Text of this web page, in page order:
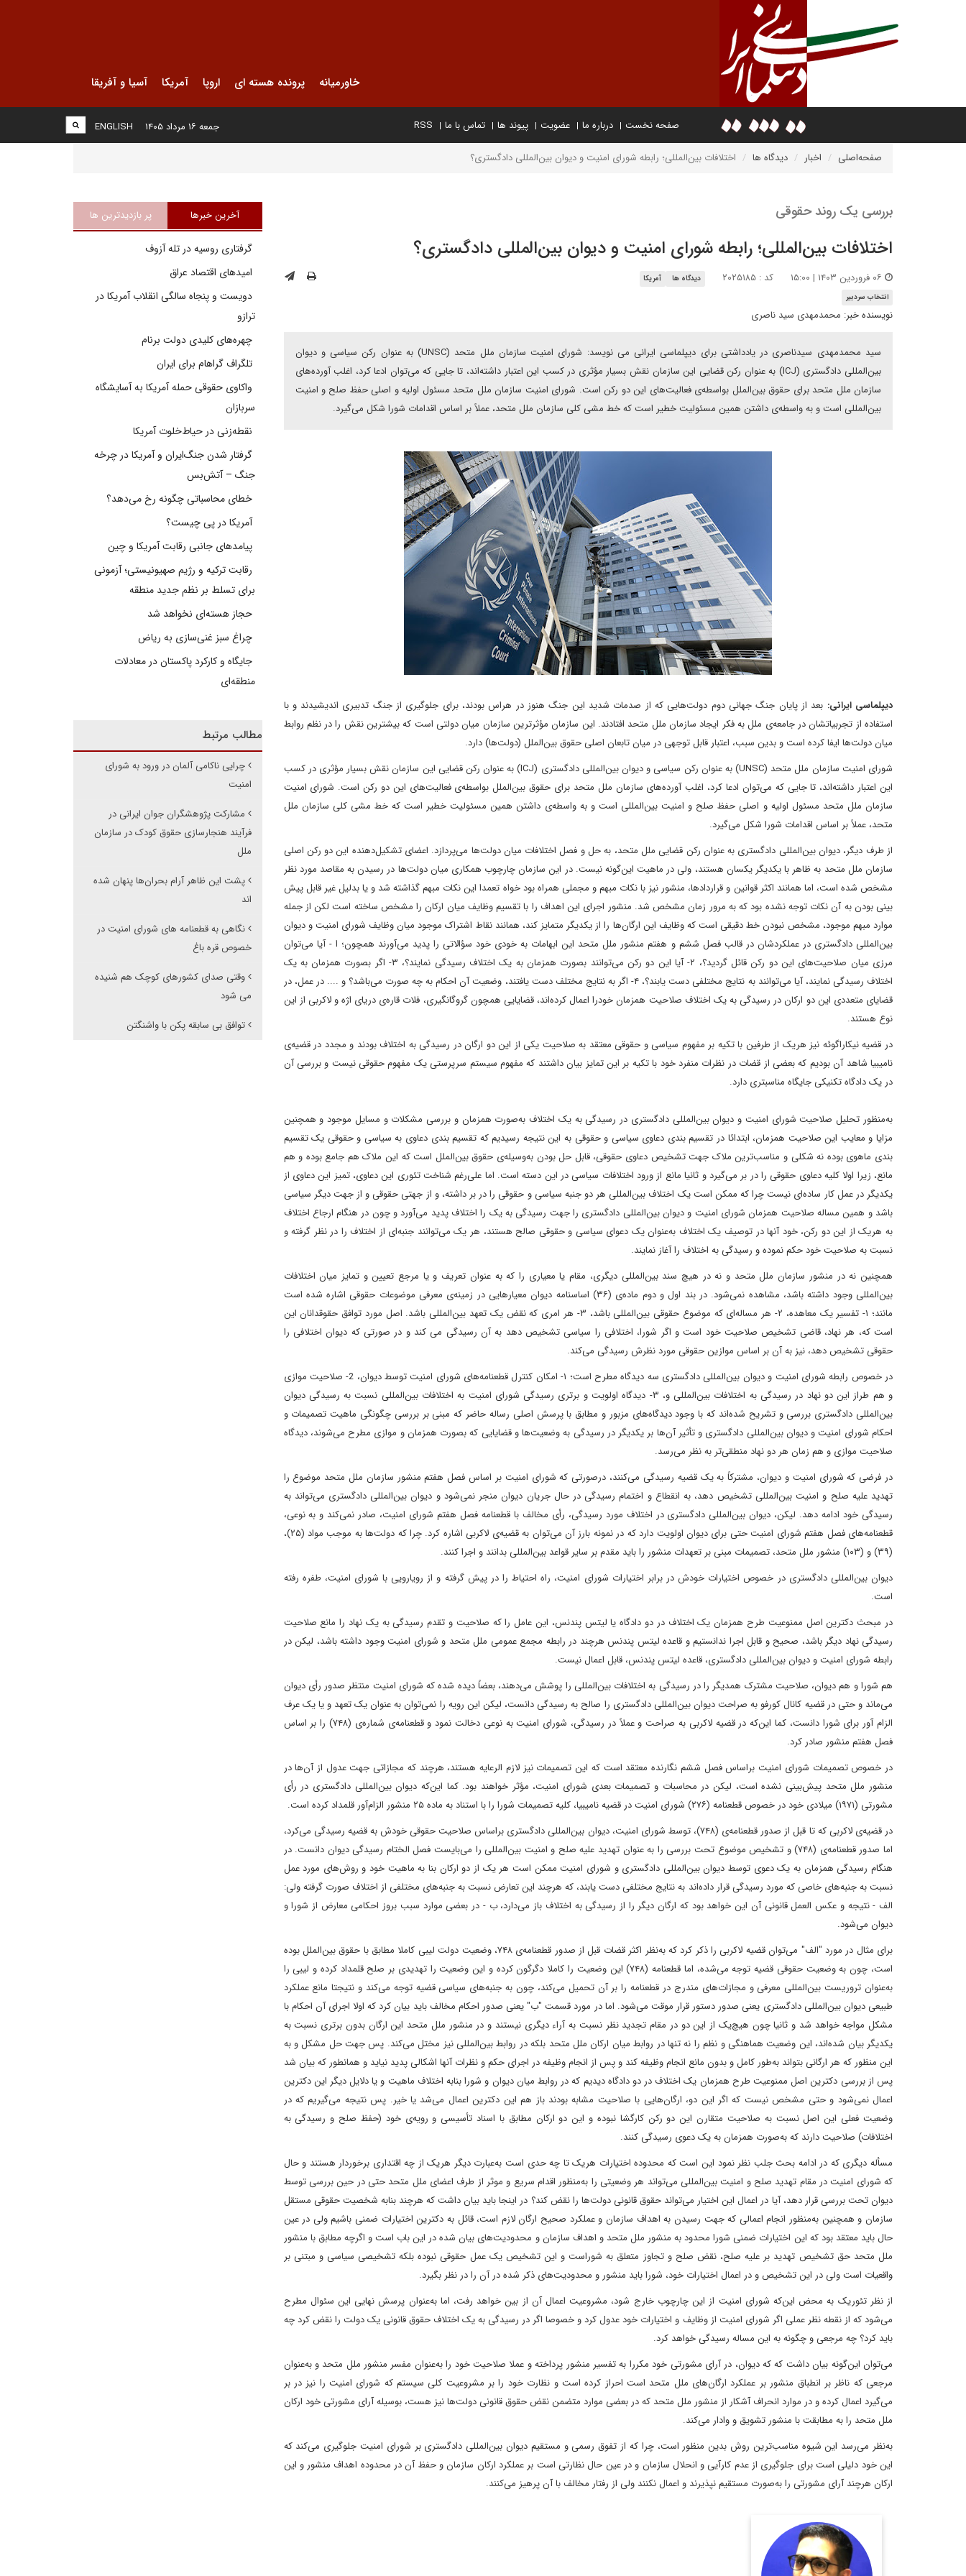
خاورمیانه پرونده هسته ای اروپا آمریکا آسیا و آفریقا
صفحه نخست درباره ما عضویت پیوند ها تماس با ما RSS
ENGLISH جمعه ۱۶ مرداد ۱۴۰۵
صفحه‌اصلی اخبار دیدگاه ها اختلافات بین‌المللی؛ رابطه‌ شورای امنیت و دیوان بین‌المللی دادگستری؟
بررسی یک روند حقوقی
اختلافات بین‌المللی؛ رابطه‌ شورای امنیت و دیوان بین‌المللی دادگستری؟
کد : ۲۰۲۵۱۸۵ دیدگاه ها
آمریکا
انتخاب سردبیر
نویسنده خبر: محمدمهدی سید ناصری
سید محمدمهدی سیدناصری در یادداشتی برای دیپلماسی ایرانی می نویسد: شورای امنیت سازمان ملل متحد (UNSC) به عنوان رکن سیاسی و دیوان
بین‌المللی دادگستری (ICJ) به عنوان رکن قضایی این سازمان نقش بسیار مؤثری در کسب این اعتبار داشته‌اند‌، تا جایی که می‌توان ادعا کرد‌، اغلب آورده‌های
سازمان ملل متحد برای حقوق بین‌الملل بواسطه‌ی‌ فعالیت‌های این دو رکن است. شورای امنیت سازمان ملل متحد مسئول اولیه و اصلی حفظ صلح و امنیت
بین‌المللی است و به واسطه‌ی داشتن همین مسئولیت خطیر است که خط مشی کلی سازمان ملل متحد‌، عملاً بر اساس اقدامات شورا شکل می‌گیرد.
دیپلماسی ایرانی: بعد از پایان جنگ جهانی دوم دولت‌هایی که از صدمات شدید این جنگ هنوز در هراس بودند‌‌، برای جلوگیری از جنگ تدبیری اندیشیدند و با
استفاده از تجربیاتشان در جامعه‌ی ملل به فکر ایجاد سازمان ملل متحد افتادند. این سازمان مؤثرترین سازمان میان دولتی است که بیشترین نقش را در نظم روابط
میان دولت‌ها ایفا کرده است و بدین سبب‌، اعتبار قابل توجهی در میان تابعان اصلی حقوق بین‌الملل (دولت‌ها) دارد.
شورای امنیت سازمان ملل متحد (UNSC) به عنوان رکن سیاسی و دیوان بین‌المللی دادگستری (ICJ) به عنوان رکن قضایی این سازمان نقش بسیار مؤثری در کسب
این اعتبار داشته‌اند‌، تا جایی که می‌توان ادعا کرد‌، اغلب آورده‌های سازمان ملل متحد برای حقوق بین‌الملل بواسطه‌ی‌ فعالیت‌های این دو رکن است. شورای امنیت
سازمان ملل متحد مسئول اولیه و اصلی حفظ صلح و امنیت بین‌المللی است و به واسطه‌ی داشتن همین مسئولیت خطیر است که خط مشی کلی سازمان ملل
متحد‌، عملاً بر اساس اقدامات شورا شکل می‌گیرد.
از طرف دیگر‌، دیوان بین‌المللی دادگستری به عنوان رکن قضایی ملل متحد‌، به حل و فصل اختلافات میان دولت‌ها می‌پردازد. اعضای تشکیل‌دهنده‌ این دو رکن اصلی
سازمان ملل متحد به ظاهر با یکدیگر یکسان هستند‌، ولی در ماهیت این‌گونه نیست. در این سازمان چارچوب همکاری میان دولت‌ها در رسیدن به مقاصد مورد نظر
مشخص شده است‌، اما همانند اکثر قوانین و قراردادها‌، منشور نیز با نکات مبهم و مجملی همراه بود خواه تعمدا این نکات مبهم گذاشته شد و یا بدلیل غیر قابل پیش
بینی بودن به آن نکات توجه نشده بود که به مرور زمان مشخص شد. منشور اجرای این اهداف را با تقسیم وظایف میان ارکان‌ را مشخص ساخته است لکن از جمله
موارد مبهم موجود‌، مشخص نبودن خط دقیقی است که وظایف این ارگان‌ها را از یکدیگر متمایز کند‌‌، همانند نقاط اشتراک موجود میان وظایف شورای امنیت و دیوان
بین‌المللی دادگستری در عملکردشان در قالب فصل ششم و هفتم منشور ملل متحد این ابهامات به خودی خود سؤالاتی را پدید می‌آورند همچون؛ ا - آیا می‌توان
مرزی میان صلاحیت‌های این دو رکن قائل گردید؟‌، ۲- آیا این دو رکن می‌توانند بصورت همزمان به یک اختلاف رسیدگی نمایند؟‌، ۳- اگر بصورت همزمان به یک
اختلاف رسیدگی نمایند‌، آیا می‌توانند به نتایج مختلفی دست یابند؟‌، ۴- اگر به نتایج مختلف دست یافتند‌، وضعیت آن احکام به چه صورت می‌باشد؟ و .... در عمل‌‌، در
قضایای متعددی این دو ارکان در رسیدگی به یک اختلاف صلاحیت همزمان خودرا اعمال کرده‌اند‌، قضایایی همچون گروگانگیری‌‌، فلات قاره‌ی دریای اژه و لاکربی از این
نوع هستند.
در قضیه‌‌ نیکاراگو‌‌ئه نیز هریک از طرفین با تکیه بر مفهوم سیاسی و حقوقی معتقد به صلاحیت یکی از این دو ارگان در رسیدگی به اختلاف بودند و مجدد در قضیه‌ی
نامیبیا شاهد آن بودیم که بعضی از قضات در نظرات منفرد خود با تکیه بر این تمایز بیان داشتند که مفهوم سیستم سرپرستی یک مفهوم حقوقی نیست و بررسی آن
در یک دادگاه تکنیکی جایگاه مناسبتری دارد.
به‌منظور تحلیل صلاحیت شورای امنیت و دیوان بین‌المللی دادگستری در رسیدگی به یک اختلاف به‌صورت همزمان و بررسی مشکلات و مسایل موجود و همچنین
مزایا و معایب این صلاحیت همزمان‌‌، ابتدائا در تقسیم بندی دعاوی سیاسی و حقوقی به این نتیجه رسیدیم که تقسیم بندی دعاوی به سیاسی و حقوقی یک تقسیم
بندی ماهوی بوده نه شکلی و مناسب‌ترین ملاک جهت تشخیص دعاوی حقوقی‌، قابل حل بودن به‌وسیله‌ی حقوق بین‌الملل است که این ملاک هم جامع بوده و هم
مانع‌، زیرا اولا کلیه‌ دعاوی حقوقی را در بر می‌گیرد و ثانیا مانع از ورود اختلافات سیاسی در این دسته است. اما علی‌رغم شناخت تئوری این دعاوی‌، تمیز این دعاوی از
یکدیگر در عمل کار ساده‌ای نیست چرا که ممکن است یک اختلاف بین‌المللی هر دو جنبه‌ سیاسی و حقوقی را در بر داشته، و از جهتی حقوقی و از جهت دیگر سیاسی
باشد و همین مساله صلاحیت همزمان شورای امنیت و دیوان بین‌المللی دادگستری را جهت رسیدگی به یک را اختلاف پدید می‌آورد و چون در هنگام ارجاع اختلاف
به هریک از این دو رکن‌‌، خود آنها در توصیف یک اختلاف به‌عنوان یک دعوای سیاسی و حقوقی صالح هستند‌، هر یک می‌توانند جنبه‌ای از اختلاف را در نظر گرفته و
نسبت به صلاحیت خود حکم نموده و رسیدگی به اختلاف را آغاز نمایند.
همچنین نه در منشور سازمان ملل متحد و نه در هیچ سند بین‌المللی دیگری‌، مقام یا معیاری را که به عنوان تعریف و یا مرجع تعیین و تمایز میان اختلافات
بین‌المللی وجود داشته باشد‌، مشاهده نمی‌شود. در بند اول و دوم ماده‌ی (۳۶) اساسنامه دیوان معیارهایی در زمینه‌ی معرفی موضوعات حقوقی اشاره شده است
مانند؛ ۱- تفسیر یک معاهده‌، ۲- هر مساله‌ای که موضوع حقوقی بین‌المللی باشد‌، ۳- هر امری که نقض یک تعهد بین‌المللی باشد. اصل مورد توافق حقوقدانان این
است که‌، هر نهاد‌، قاضی تشخیص صلاحیت خود است و اگر شورا‌، اختلافی را سیاسی تشخیص دهد به آن رسیدگی می کند و در صورتی که دیوان اختلافی را
حقوقی تشخیص دهد‌، نیز به آن بر اساس موازین حقوقی مورد نظرش رسیدگی می‌کند.
در خصوص رابطه‌ شورای امنیت و دیوان بین‌المللی دادگستری سه دیدگاه مطرح است؛ ۱- امکان کنترل قطعنامه‌های شورای امنیت توسط دیوان‌‌، 2- صلاحیت موازی
و هم طراز این دو نهاد در رسیدگی به اختلافات بین‌المللی و‌‌، ۳- دیدگاه اولویت و برتری رسیدگی شورای امنیت به اختلافات بین‌المللی نسبت به رسیدگی دیوان
بین‌المللی دادگستری بررسی و تشریح شده‌اند که با وجود دیدگاه‌های مزبور و مطابق با پرسش اصلی رساله‌ حاضر که مبنی بر بررسی چگونگی ماهیت تصمیمات و
احکام شورای امنیت و دیوان بین‌المللی دادگستری و ‌تأثیر آن‌ها بر یکدیگر در رسیدگی به وضعیت‌ها و قضایایی که بصورت همزمان و موازی مطرح می‌شوند‌، دیدگاه
صلاحیت موازی و هم زمان هر دو نهاد منطقی‌تر به نظر می‌رسد.
در فرضی که شورای امنیت و دیوان‌، مشترکاً به یک قضیه رسیدگی می‌کنند‌، درصورتی که شورای امنیت بر اساس فصل هفتم منشور سازمان ملل متحد موضوع را
تهدید علیه صلح و امنیت بین‌المللی تشخیص دهد‌، به انقطاع و اختمام رسیدگی در حال جریان دیوان منجر نمی‌شود و دیوان بین‌المللی دادگستری می‌تواند به
رسیدگی خود ادامه دهد. لیکن‌، دیوان بین‌المللی دادگستری در اختلاف مورد رسیدگی‌، رأی مخالف با قطعنامه‌ فصل هفتم شورای امنیت‌، صادر نمی‌کند و به نوعی‌،
قطعنامه‌های فصل هفتم شورای امنیت حتی برای دیوان اولویت دارد که در نمونه بارز آن می‌توان به قضیه‌ی لاکربی اشاره کرد. چرا که دولت‌ها به موجب مواد (۲۵)‌،
(۳۹) و (۱۰۳) منشور ملل متحد‌، تصمیمات مبنی بر تعهدات منشور را باید مقدم بر سایر قواعد بین‌المللی بدانند و اجرا کنند.
دیوان بین‌المللی دادگستری در خصوص اختیارات خودش در برابر اختیارات شورای امنیت‌، راه احتیاط را در پیش گرفته و از رویارویی با شورای امنیت‌، طفره رفته
است.
در مبحث دکترین اصل ممنوعیت طرح همزمان یک اختلاف در دو دادگاه یا لیتس پندنس‌، این عامل را که صلاحیت و تقدم رسیدگی به یک نهاد را مانع صلاحیت
رسیدگی نهاد دیگر باشد‌، صحیح و قابل اجرا ندانستیم و قاعده لیتس پندنس هرچند در رابطه‌ مجمع عمومی ملل متحد و شورای امنیت وجود داشته باشد‌، لیکن در
رابطه‌ شورای امنیت و دیوان بین‌المللی دادگستری‌، قاعده لیتس پندنس‌، قابل اعمال نیست.
هم شورا و هم دیوان‌، صلاحیت مشترک همدیگر را در رسیدگی به اختلافات بین‌المللی را پوشش می‌دهند‌، بعضاً دیده شده که شورای امنیت منتظر صدور رأی دیوان
می‌ماند و حتی در قضیه‌ کانال کورفو به صراحت دیوان بین‌المللی دادگستری را صالح به رسیدگی دانست‌، لیکن این رویه را نمی‌توان به عنوان یک تعهد و یا یک عرف
الزام آور برای شورا دانست‌، کما این‌که در قضیه‌ لاکربی به صراحت و عملاً در رسیدگی‌، شورای امنیت به نوعی دخالت نمود و قطعنامه‌ی شماره‌ی (۷۴۸) را بر اساس
فصل هفتم منشور صادر کرد.
در خصوص تصمیمات شورای امنیت براساس فصل ششم نگارنده معتقد است که این تصمیمات نیز لازم الرعایه هستند‌، هرچند که مجازاتی جهت عدول از آن‌ها در
منشور ملل متحد پیش‌بینی نشده است‌، لیکن در محاسبات و تصمیمات بعدی شورای امنیت‌، مؤثر خواهند بود. کما این‌که دیوان بین‌المللی دادگستری در رأی
مشورتی (۱۹۷۱) میلادی خود در خصوص قطعنامه‌ (۲۷۶) شورای امنیت در قضیه‌ نامیبیا‌، کلیه‌ تصمیمات شورا را با استناد به ماده‌ ۲۵ منشور الزام‌آور قلمداد کرده است.
در قضیه‌ی لاکربی که تا قبل از صدور قطعنامه‌ی (۷۴۸)‌، توسط شورای امنیت‌، دیوان بین‌المللی دادگستری براساس صلاحیت حقوقی خودش به قضیه رسیدگی می‌کرد‌،
اما صدور قطعنامه‌ی (۷۴۸) و تشخیص موضوع تحت بررسی را به عنوان تهدید علیه صلح و امنیت بین‌المللی را می‌بایست فصل الختام رسیدگی دیوان دانست. در
هنگام رسیدگی همزمان به یک دعوی توسط دیوان بین‌المللی دادگستری و شورای امنیت ممکن است هر یک از دو ارکان بنا به ماهیت خود و روش‌های مورد عمل
نسبت به جنبه‌های خاصی که مورد رسیدگی قرار داده‌اند به نتایج مختلفی دست یابند‌‌، که هرچند این تعارض نسبت به جنبه‌های مختلفی از اختلاف صورت گرفته ولی:
الف - نتیجه و عکس العمل قانونی آن این خواهد بود که ارگان دیگر را از رسیدگی به اختلاف باز می‌دارد‌، ب - در بعضی موارد سبب بروز احکامی معارض از شورا و
دیوان می‌شود.
برای مثال در مورد "الف" می‌توان قضیه‌ لاکربی را ذکر کرد که به‌نظر اکثر قضات قبل از صدور قطعنامه‌ی ۷۴۸‌، وضعیت دولت لیبی کاملا مطابق با حقوق بین‌الملل بوده
است‌، چون به وضعیت حقوقی قضیه توجه می‌شده‌، اما قطعنامه‌ (۷۴۸) این وضعیت را کاملا دگرگون کرده و این وضعیت را تهدیدی بر صلح قلمداد کرده و لیبی را
به‌عنوان تروریست بین‌المللی معرفی و مجازات‌های مندرج در قطعنامه را بر آن تحمیل می‌کند‌، چون به جنبه‌های سیاسی قضیه توجه می‌کند و نتیجتا مانع عملکرد
طبیعی دیوان بین‌المللی دادگستری یعنی صدور دستور قرار موقت می‌شود. اما در مورد قسمت "ب" یعنی صدور احکام مخالف باید بیان کرد که اولا اجرای آن احکام با
مشکل مواجه خواهد شد و ثانیا چون هیچ‌یک از این دو در مقام تجدید نظر نسبت به آراء دیگری نیستند و در منشور ملل متحد این ارگان بدون برتری نسبت به
یکدیگر بیان شده‌اند‌، این وضعیت هماهنگی و نظم را نه تنها در روابط میان ارکان ملل متحد بلکه در روابط بین‌المللی نیز مختل می‌کند. پس جهت حل مشکل و به
این منظور که هر ارگانی بتواند به‌طور کامل و بدون مانع انجام وظیفه کند و پس از انجام وظیفه در اجرای حکم و نظرات آنها اشکالی پدید نیاید و همانطور که بیان شد
پس از بررسی دکترین اصل ممنوعیت طرح همزمان یک اختلاف در دو دادگاه دیدیم که در روابط میان دیوان و شورا بنابه اختلاف ماهیت و یا دلایل دیگر این دکترین
اعمال نمی‌شود و حتی مشخص نیست که اگر این دو‌‌، ارگان‌هایی با صلاحیت مشابه بودند باز هم این دکترین اعمال می‌شد یا خیر. پس نتیجه می‌گیریم که در
وضعیت فعلی این اصل نسبت به صلاحیت متقارن این دو رکن کارگشا نبوده و این دو ارکان مطابق با اسناد تأسیسی و رویه‌ی خود (حفظ صلح و رسیدگی به
اختلافات) صلاحیت دارند که به‌صورت همزمان به یک دعوی رسیدگی کنند.
مسأله‌ دیگری که در ادامه بحث جلب نظر نمود این است که محدوده‌ اختیارات هریک تا چه حدی است به‌عبارت دیگر هریک از چه اقتداری برخوردار هستند و حال
که شورای امنیت در مقام تهدید صلح و امنیت بین‌المللی می‌تواند هر وضعیتی را به‌منظور اقدام سریع و موثر از طرف اعضای ملل متحد حتی در حین بررسی توسط
دیوان تحت بررسی قرار دهد‌‌، آیا در اعمال این اختیار می‌تواند حقوق قانونی دولت‌ها را نقض کند؟ در اینجا باید بیان داشت که هرچند بنابه شخصیت حقوقی مستقل
سازمان و همچنین به‌منظور انجام اعمالی که جهت رسیدن به اهداف سازمان و عملکرد صحیح ارگان لازم است‌‌، قائل به دکترین اختیارات ضمنی باشیم ولی در عین
حال باید معتقد بود که این اختیارات ضمنی شورا محدود به منشور ملل متحد و اهداف سازمان و محدودیت‌های بیان شده در این باب است و اگرچه مطابق با منشور
ملل متحد حق تشخیص تهدید بر علیه صلح‌‌، نقض صلح و تجاوز متعلق به شوراست و این تشخیص یک عمل حقوقی نبوده بلکه تشخیصی سیاسی و مبتنی بر
واقعیات است ولی در این تشخیص و در اعمال اختیارات خود‌، شورا باید منشور و محدودیت‌های ذکر شده در آن را در نظر بگیرد.
از نظر تئوریک به محض این‌که شورای امنیت از این چارچوب خارج شود‌، مشروعیت اعمال آن از بین خواهد رفت‌، اما به‌عنوان پرسش نهایی این سئوال مطرح
می‌شود که از نقطه نظر عملی اگر شورای امنیت از وظایف و اختیارات خود عدول کرد و خصوصا اگر در رسیدگی به یک اختلاف حقوق قانونی یک دولت را نقض کرد چه
باید کرد؟ چه مرجعی و چگونه به این مساله رسیدگی خواهد کرد.
می‌توان این‌گونه بیان داشت که که دیوان‌، در آرای مشورتی خود مکررا به تفسیر منشور پرداخته و عملا صلاحیت خود را به‌عنوان مفسر منشور ملل متحد و به‌عنوان
مرجعی که ناظر بر انطباق منشور بر عملکرد ارگان‌های ملل متحد است احراز کرده است و نظارت خود را بر مشروعیت کلی سیستم که شورای امنیت را نیز در بر
می‌گیرد اعمال کرده و در موارد انحراف آشکار از منشور ملل متحد که در بعضی موارد متضمن نقض حقوق قانونی دولت‌ها نیز هست، بوسیله‌ آرای مشورتی خود ارکان
ملل متحد را به مطابقت با منشور تشویق و وادار می‌کند.
به‌نظر می‌رسد این شیوه مناسب‌ترین روش بدین منظور است، چرا که از تفوق رسمی و مستقیم دیوان بین‌المللی دادگستری بر شورای امنیت جلوگیری می‌کند که
این خود دلیلی است برای جلوگیری از عدم کارآیی و انحلال سازمان و در عین حال نظارتی است بر عملکرد ارکان سازمان و حفظ آن در محدوده اهداف منشور و این
ارکان هرچند آرای مشورتی را به‌صورت مستقیم نپذیرند و اعمال نکنند ولی از رفتار مخالف با آن پرهیز می‌کنند.
مدرس دانشگاه و پژوهشگر
حقوق بین‌الملل کودکان
آخرین خبرها پر بازدیدترین ها
گرفتاری روسیه در تله آزوف
امیدهای اقتصاد عراق
دویست و پنجاه سالگی انقلاب آمریکا در
ترازو
چهره‌های کلیدی دولت برنام
تلگراف گراهام برای ایران
واکاوی حقوقی حمله آمریکا به آسایشگاه
سربازان
نقطه‌زنی در حیاط‌خلوت آمریکا
گرفتار شدن جنگ‌ایران و آمریکا در چرخه
جنگ – آتش‌بس
خطای محاسباتی چگونه رخ می‌دهد؟
آمریکا در پی چیست؟
پیامدهای جانبی رقابت آمریکا و چین
رقابت ترکیه و رژیم صهیونیستی؛ آزمونی
برای تسلط بر نظم جدید منطقه
حجاز هسته‌ای نخواهد شد
چراغ سبز غنی‌سازی به ریاض
جایگاه و کارکرد پاکستان در معادلات
منطقه‌ای
مطالب مرتبط
چرایی ناکامی آلمان در ورود به شورای
امنیت
مشارکت پژوهشگران جوان ایرانی در
فرآیند هنجارسازی حقوق کودک در سازمان
ملل
پشت این ظاهر آرام بحران‌ها پنهان شده
اند
نگاهی به قطعنامه های شورای امنیت در
خصوص قره باغ
وقتی صدای کشورهای کوچک هم شنیده
می شود
توافق بی سابقه پکن با واشنگتن